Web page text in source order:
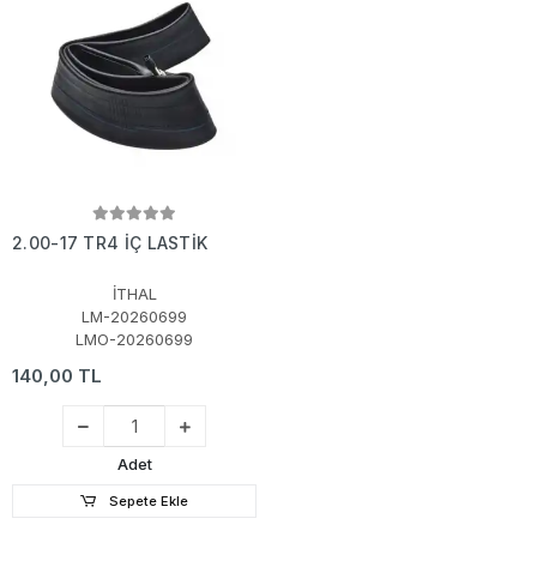
2.00-17 TR4 İÇ LASTİK
İTHAL
LM-20260699
LMO-20260699
140,00 TL
Adet
Sepete Ekle